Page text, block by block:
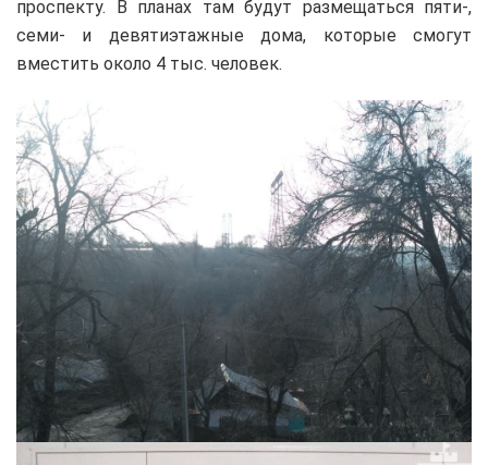
проспекту. В планах там будут размещаться пяти-,
семи- и девятиэтажные дома, которые смогут
вместить около 4 тыс. человек.